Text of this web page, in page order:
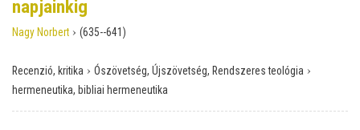
napjainkig
Nagy Norbert › (635--641)
Recenzió, kritika › Ószövetség, Újszövetség, Rendszeres teológia ›
hermeneutika, bibliai hermeneutika